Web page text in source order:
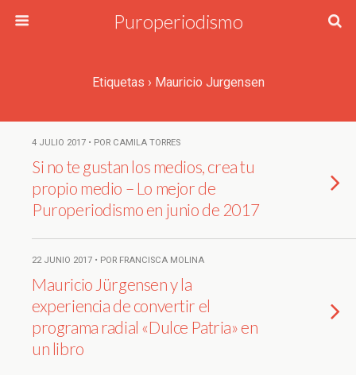
Puroperiodismo
Etiquetas › Mauricio Jurgensen
4 JULIO 2017 • POR CAMILA TORRES
Si no te gustan los medios, crea tu
propio medio – Lo mejor de
Puroperiodismo en junio de 2017
22 JUNIO 2017 • POR FRANCISCA MOLINA
Mauricio Jürgensen y la
experiencia de convertir el
programa radial «Dulce Patria» en
un libro